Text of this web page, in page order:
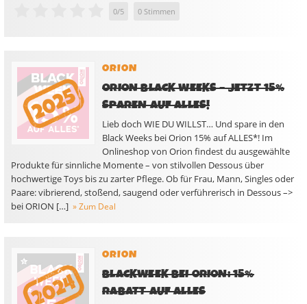
0/5 0 Stimmen
ORION
ORION BLACK WEEKS – JETZT 15%
SPAREN AUF ALLES!
Lieb doch WIE DU WILLST… Und spare in den
Black Weeks bei Orion 15% auf ALLES*! Im
Onlineshop von Orion findest du ausgewählte
Produkte für sinnliche Momente – von stilvollen Dessous über
hochwertige Toys bis zu zarter Pflege. Ob für Frau, Mann, Singles oder
Paare: vibrierend, stoßend, saugend oder verführerisch in Dessous –>
bei ORION […] » Zum Deal
ORION
BLACKWEEK BEI ORION: 15%
RABATT AUF ALLES